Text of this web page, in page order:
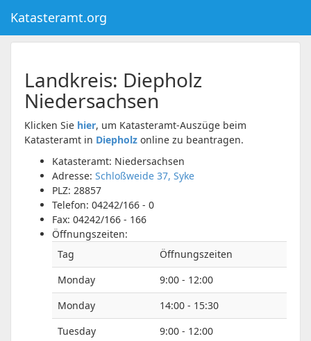
Katasteramt.org
Landkreis: Diepholz
Niedersachsen
Klicken Sie hier, um Katasteramt-Auszüge beim
Katasteramt in Diepholz online zu beantragen.
Katasteramt: Niedersachsen
Adresse: Schloßweide 37, Syke
PLZ: 28857
Telefon: 04242/166 - 0
Fax: 04242/166 - 166
Öffnungszeiten:
Tag
Öffnungszeiten
Monday
9:00 - 12:00
Monday
14:00 - 15:30
Tuesday
9:00 - 12:00